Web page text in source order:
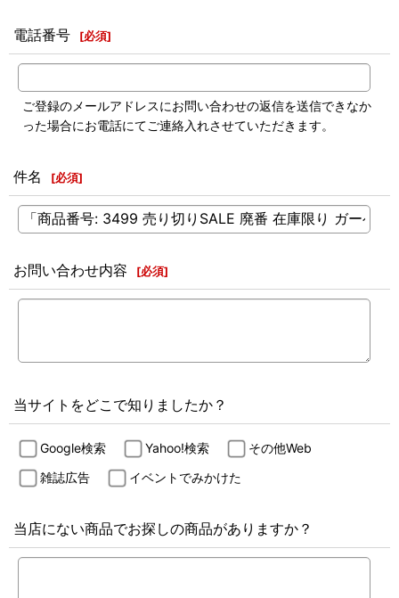
電話番号 [必須]
ご登録のメールアドレスにお問い合わせの返信を送信できなか
った場合にお電話にてご連絡入れさせていただきます。
件名 [必須]
お問い合わせ内容 [必須]
当サイトをどこで知りましたか？
Google検索 Yahoo!検索
その他Web
雑誌広告
イベントでみかけた
当店にない商品でお探しの商品がありますか？